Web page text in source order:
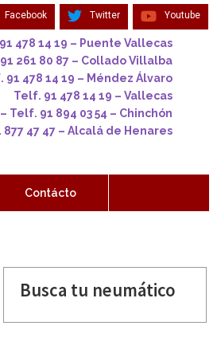
Facebook Twitter Youtube
– Puente Vallecas
261 80 87 – Collado Villalba
19 – Méndez Álvaro
14 19 – Vallecas
Telf. 91 894 03 54 – Chinchón
47 47 – Alcalá de Henares
Contácto
Busca tu neumático